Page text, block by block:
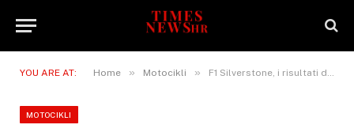
YOU ARE AT: Home » Motocikli » F1 Silverstone, i risultati delle FP3 in Gran Bretagna: Leclerc il più veloce
MOTOCIKLI